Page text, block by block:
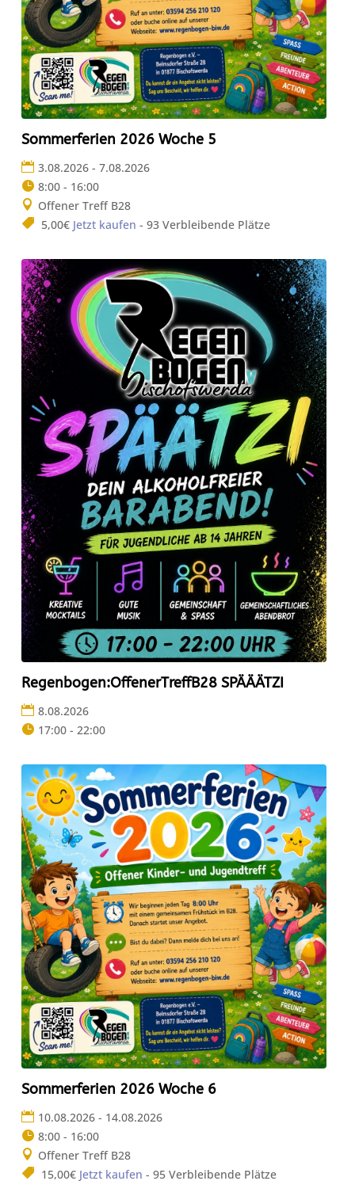
Sommerferien 2026 Woche 5
3.08.2026 - 7.08.2026
8:00 - 16:00
Offener Treff B28
5,00€ Jetzt kaufen - 93 Verbleibende Plätze
Regenbogen:OffenerTreffB28 SPÄÄÄTZI
8.08.2026
17:00 - 22:00
Sommerferien 2026 Woche 6
10.08.2026 - 14.08.2026
8:00 - 16:00
Offener Treff B28
15,00€ Jetzt kaufen - 95 Verbleibende Plätze